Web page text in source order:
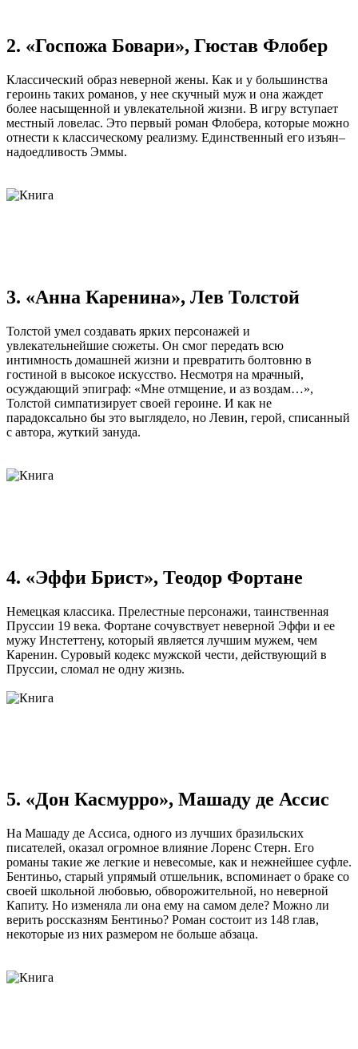
2. «Госпожа Бовари», Гюстав Флобер
Классический образ неверной жены. Как и у большинства
героинь таких романов, у нее скучный муж и она жаждет
более насыщенной и увлекательной жизни. В игру вступает
местный ловелас. Это первый роман Флобера, которые можно
отнести к классическому реализму. Единственный его изъян–
надоедливость Эммы.
3. «Анна Каренина», Лев Толстой
Толстой умел создавать ярких персонажей и
увлекательнейшие сюжеты. Он смог передать всю
интимность домашней жизни и превратить болтовню в
гостиной в высокое искусство. Несмотря на мрачный,
осуждающий эпиграф: «Мне отмщение, и аз воздам…»,
Толстой симпатизирует своей героине. И как не
парадоксально бы это выглядело, но Левин, герой, списанный
с автора, жуткий зануда.
4. «Эффи Брист», Теодор Фортане
Немецкая классика. Прелестные персонажи, таинственная
Пруссии 19 века. Фортане сочувствует неверной Эффи и ее
мужу Инстеттену, который является лучшим мужем, чем
Каренин. Суровый кодекс мужской чести, действующий в
Пруссии, сломал не одну жизнь.
5. «Дон Касмурро», Машаду де Ассис
На Машаду де Ассиса, одного из лучших бразильских
писателей, оказал огромное влияние Лоренс Стерн. Его
романы такие же легкие и невесомые, как и нежнейшее суфле.
Бентиньо, старый упрямый отшельник, вспоминает о браке со
своей школьной любовью, обворожительной, но неверной
Капиту. Но изменяла ли она ему на самом деле? Можно ли
верить россказням Бентиньо? Роман состоит из 148 глав,
некоторые из них размером не больше абзаца.